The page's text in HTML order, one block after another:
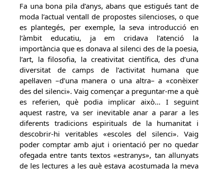
Fa una bona pila d’anys, abans que estigués tant de
moda l’actual ventall de propostes silencioses, o que
es plantegés, per exemple, la seva introducció en
l’àmbit educatiu, ja em cridava l’atenció la
importància que es donava al silenci des de la poesia,
l’art, la filosofia, la creativitat científica, des d’una
diversitat de camps de l’activitat humana que
apel·laven –d’una manera o una altra– a «conèixer
des del silenci». Vaig començar a preguntar-me a què
es referien, què podia implicar això… I seguint
aquest rastre, va ser inevitable anar a parar a les
diferents tradicions espirituals de la humanitat i
descobrir-hi veritables «escoles del silenci». Vaig
poder comptar amb ajut i orientació per no quedar
ofegada entre tants textos «estranys», tan allunyats
de les lectures a les què estava acostumada la meva